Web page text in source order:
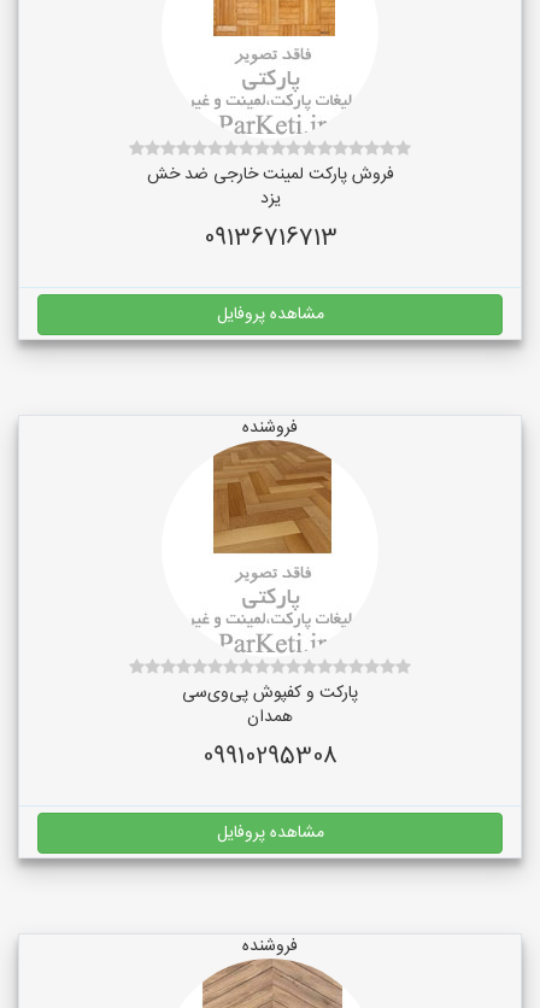
فروش پارکت لمینت خارجی ضد خش
یزد
09136716713
مشاهده پروفایل
فروشنده
پارکت و کفپوش پی‌وی‌سی
همدان
09910295308
مشاهده پروفایل
فروشنده